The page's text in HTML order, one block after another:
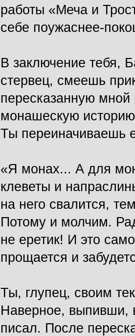
работы «Меча и
себе поужаснее-
В заключение тебя,
стервец, смеешь
пересказанную мной
монашескую
Ты переиначиваешь
«Я монах... А для
клеветы и
на него свалится,
Потому и молчим.
не еретик! И это
прощается и
Ты, глупец, своим
Наверное, выпивши,
писал. После